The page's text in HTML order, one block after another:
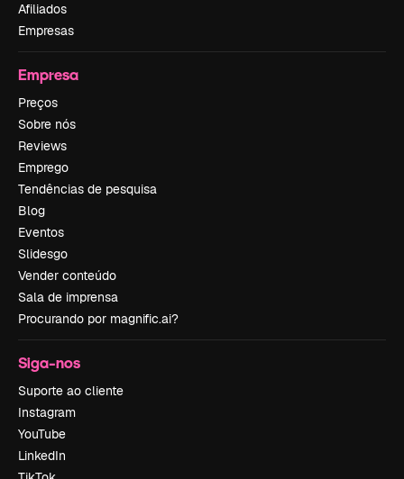
Afiliados
Empresas
Empresa
Preços
Sobre nós
Reviews
Emprego
Tendências de pesquisa
Blog
Eventos
Slidesgo
Vender conteúdo
Sala de imprensa
Procurando por magnific.ai?
Siga-nos
Suporte ao cliente
Instagram
YouTube
LinkedIn